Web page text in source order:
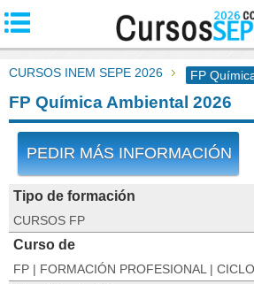
CURSOS INEM SEPE 2026 FP
FP Química Ambiental 2026
PEDIR MÁS INFORMACIÓN
Tipo de formación
CURSOS FP
Curso de
FP | FORMACIÓN PROFESIONAL |